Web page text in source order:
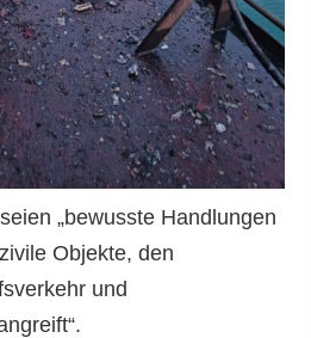
„bewusste Handlungen
Objekte, den
und